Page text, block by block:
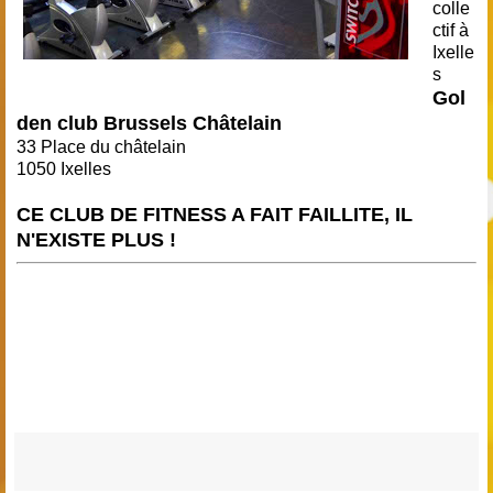
colle
ctif à
Ixelle
s
Gol
den club Brussels Châtelain
33 Place du châtelain
1050 Ixelles
CE CLUB DE FITNESS A FAIT FAILLITE, IL
N'EXISTE PLUS !